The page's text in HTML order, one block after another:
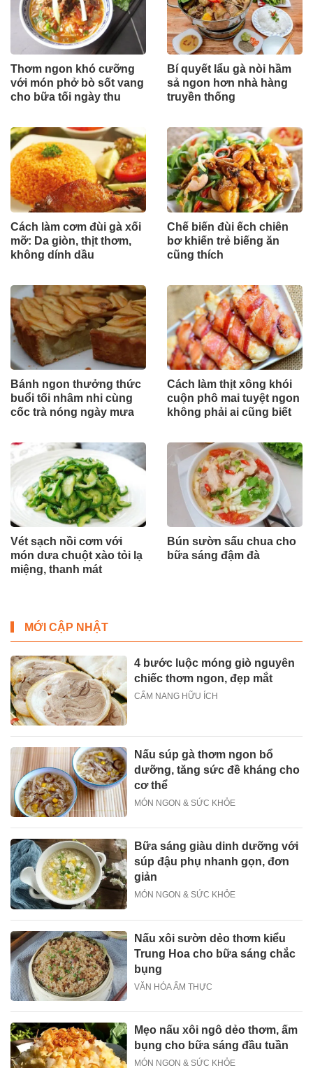
Thơm ngon khó cưỡng
với món phở bò sốt vang
cho bữa tối ngày thu
Bí quyết lẩu gà nòi hầm
sả ngon hơn nhà hàng
truyền thống
Cách làm cơm đùi gà xối
mỡ: Da giòn, thịt thơm,
không dính dầu
Chế biến đùi ếch chiên
bơ khiến trẻ biếng ăn
cũng thích
Bánh ngon thưởng thức
buổi tối nhâm nhi cùng
cốc trà nóng ngày mưa
Cách làm thịt xông khói
cuộn phô mai tuyệt ngon
không phải ai cũng biết
Vét sạch nồi cơm với
món dưa chuột xào tỏi lạ
miệng, thanh mát
Bún sườn sấu chua cho
bữa sáng đậm đà
MỚI CẬP NHẬT
4 bước luộc móng giò nguyên
chiếc thơm ngon, đẹp mắt
CẨM NANG HỮU ÍCH
Nấu súp gà thơm ngon bổ
dưỡng, tăng sức đề kháng cho
cơ thể
MÓN NGON & SỨC KHỎE
Bữa sáng giàu dinh dưỡng với
súp đậu phụ nhanh gọn, đơn
giản
MÓN NGON & SỨC KHỎE
Nấu xôi sườn dẻo thơm kiểu
Trung Hoa cho bữa sáng chắc
bụng
VĂN HÓA ẨM THỰC
Mẹo nấu xôi ngô dẻo thơm, ấm
bụng cho bữa sáng đầu tuần
MÓN NGON & SỨC KHỎE